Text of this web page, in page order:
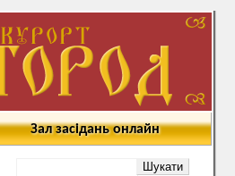
Зал засідань онлайн